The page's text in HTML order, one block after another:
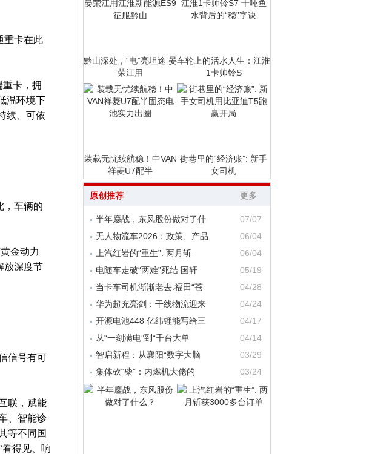
重卡在此
卡，拥
温环境下
续、可依
，车辆的
金动力
放深度节
信号有可
联，赋能
、智能诊
等不同国
得见、响
黔山深处，“电”亮坦途 晏
荣江用
车轮上的活水人生：江淮
1卡帅铃S
装载无忧续航稳！中VAN
祥菱U7配半
街巷里的“经济账”: 新手
女司机
原创推荐 更多
半年鏖战，东风股份做对了什
07/07
无人物流车2026：政策、产品
06/04
上汽红岩的“重生”: 两月斩
06/04
电随车走破“两难”死结 国轩
05/19
当卡车司机渐渐老去:福田“苍
04/28
华为超充亮剑：干线物流迎来
04/24
开源电池448 亿纬锂能写给三
04/17
从“一刻满电”到“千台大单
04/14
智启新程：从襄阳“数字大脑
03/29
集体砍“柴”：内燃机大佬的
03/24